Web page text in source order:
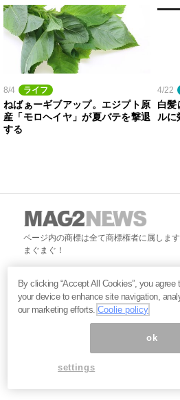
8/4 ライフ
ねばぁーギブアップ。エジプト原
産「モロヘイヤ」が夏バテを撃退
する
4/22
白髪
ルに
ページ内の商標は全て商標権者に属しま
まぐまぐ！
By clicking “Accept All Cookies”, you
your device to enhance site navigation,
our marketing efforts.Coolie policy
ok
settings